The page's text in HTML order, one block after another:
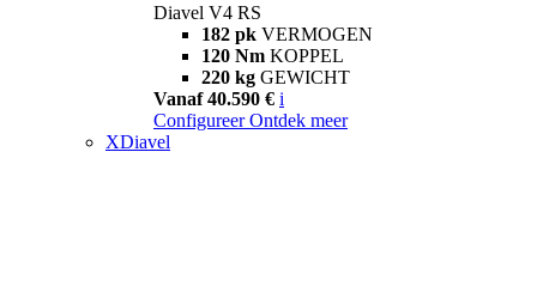
Diavel V4 RS
182 pk VERMOGEN
120 Nm KOPPEL
220 kg GEWICHT
Vanaf 40.590 € i
Configureer Ontdek meer
XDiavel